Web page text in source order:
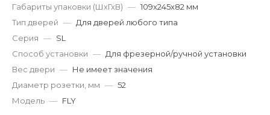
Габариты упаковки (ШхГхВ) — 109x245x82 мм
Тип дверей — Для дверей любого типа
Серия — SL
Способ установки — Для фрезерной/ручной установки
Вес двери — Не имеет значения
Диаметр розетки, мм — 52
Модель — FLY